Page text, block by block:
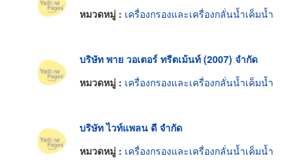
หมวดหมู่ : เครื่องกรองและเครื่องกลั่นน้ำเค็มน้ำ
บริษัท พาย วอเตอร์ ทรีตเม้นท์ (2007) จำกัด
หมวดหมู่ : เครื่องกรองและเครื่องกลั่นน้ำเค็มน้ำ
บริษัท ไวท์แพลน ดี จำกัด
หมวดหมู่ : เครื่องกรองและเครื่องกลั่นน้ำเค็มน้ำ